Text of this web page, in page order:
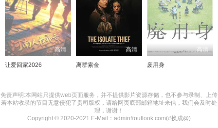
高清
让爱回家2026
高清
离群索金
高清
废用身
免责声明:本网站只提供web页面服务，并不提供影片资源存储，也不参与录制、上传
若本站收录的节目无意侵犯了贵司版权，请给网页底部邮箱地址来信，我们会及时处
理，谢谢！
Copyright © 2020-2021 E-Mail：admin#outlook.com(#换成@)